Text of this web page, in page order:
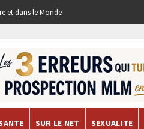
et dans le Monde
SUR LE NET SEXUALITE